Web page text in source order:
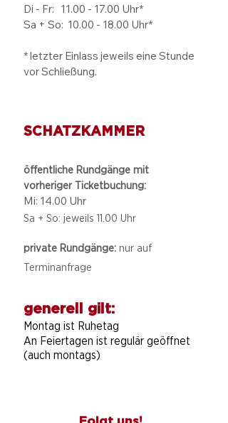
Di - Fr: 11.00 - 17.00 Uhr*
Sa + So: 10.00 - 18.00 Uhr*
* letzter Einlass jeweils eine Stunde
vor Schließung.
SCHATZKAMMER
öffentliche Rundgänge mit
vorheriger Ticketbuchung:
Mi: 14.00 Uhr
Sa + So: jeweils 11.00 Uhr
private Rundgänge: nur auf
Terminanfrage
generell gilt:
Montag ist Ruhetag
An Feiertagen ist regulär geöffnet
(auch montags)